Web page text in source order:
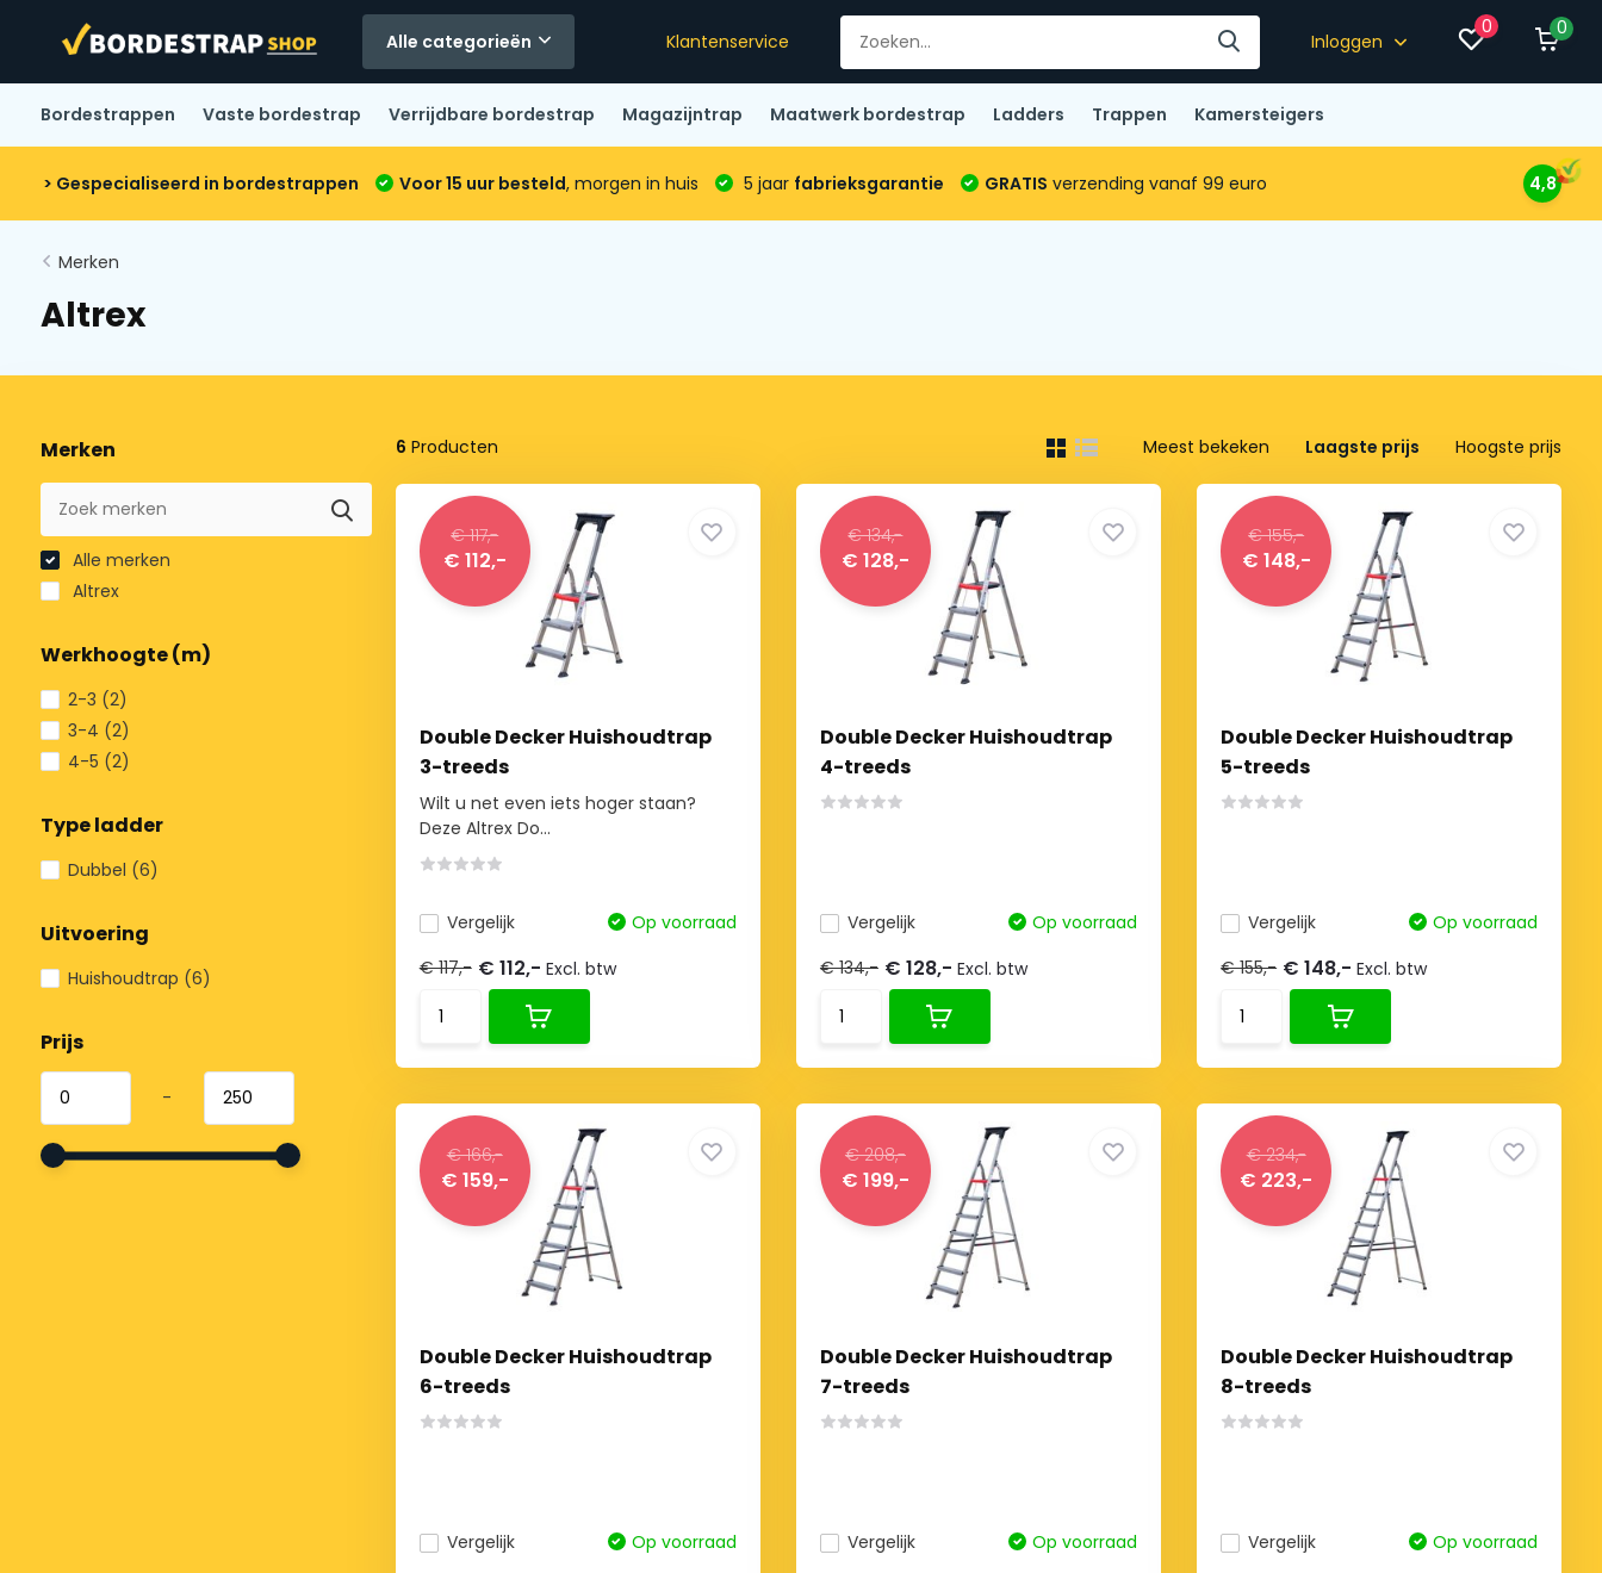
Alle categorieën Klantenservice Inloggen
0 0
Bordestrappen Vaste bordestrap Verrijdbare bordestrap Magazijntrap Maatwerk bordestrap Ladders Trappen Kamersteigers
> Gespecialiseerd in bordestrappen Voor 15 uur besteld, morgen in huis 5 jaar fabrieksgarantie GRATIS verzending vanaf 99 euro 4,8
Merken
Altrex
Merken
Alle merken
Altrex
Werkhoogte (m)
2-3 (2)
3-4 (2)
4-5 (2)
Type ladder
Dubbel (6)
Uitvoering
Huishoudtrap (6)
Prijs
-
6 Producten Meest bekeken Laagste prijs Hoogste prijs
€ 117,-
€ 112,-
Double Decker Huishoudtrap
3-treeds
Wilt u net even iets hoger staan?
Deze Altrex Do...
Vergelijk
Op voorraad
€ 117,- € 112,- Excl. btw
€ 134,-
€ 128,-
Double Decker Huishoudtrap
4-treeds
Vergelijk
Op voorraad
€ 134,- € 128,- Excl. btw
€ 155,-
€ 148,-
Double Decker Huishoudtrap
5-treeds
Vergelijk
Op voorraad
€ 155,- € 148,-Excl. btw
€ 166,-
€ 159,-
Double Decker Huishoudtrap
6-treeds
Vergelijk
Op voorraad
€ 208,-
€ 199,-
Double Decker Huishoudtrap
7-treeds
Vergelijk
Op voorraad
€ 234,-
€ 223,-
Double Decker Huishoudtrap
8-treeds
Vergelijk
Op voorraad